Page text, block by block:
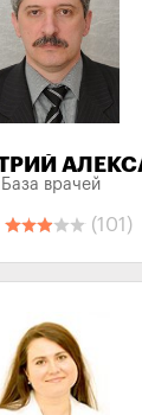
База врачей
(101)